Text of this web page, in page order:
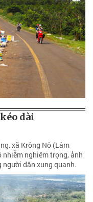
dài
xã Krông Nô (Lâm
nghiêm trọng, ảnh
người dân xung quanh.